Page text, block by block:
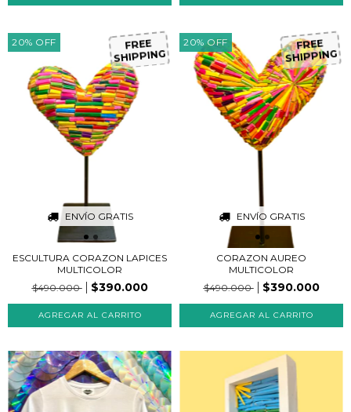
20% OFF
ENVÍO GRATIS
FREE
SHIPPING
ESCULTURA CORAZON LAPICES
MULTICOLOR
$490.000
$390.000
20% OFF
ENVÍO GRATIS
FREE
SHIPPING
CORAZON AUREO
MULTICOLOR
$490.000
$390.000